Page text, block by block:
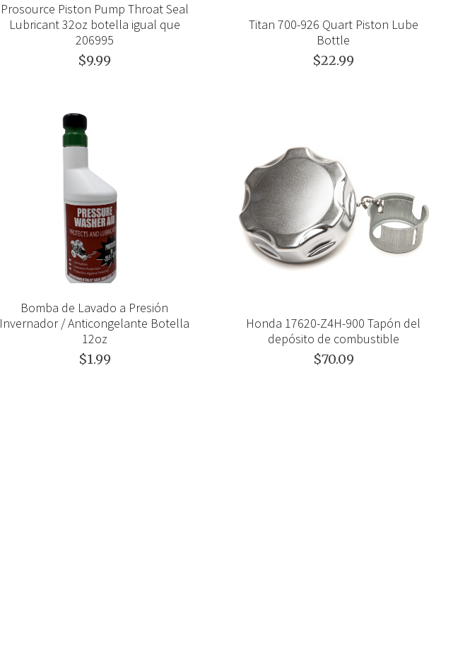
Prosource Piston Pump Throat Seal
Lubricant 32oz botella igual que
206995
$9.99
Titan 700-926 Quart Piston Lube
Bottle
$22.99
Bomba de Lavado a Presión
Invernador / Anticongelante Botella
12oz
$1.99
Honda 17620-Z4H-900 Tapón del
depósito de combustible
$70.09